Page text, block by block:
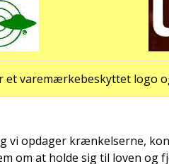
et vare­mær­ke­be­skyt­tet logo
vi opda­ger kræn­kel­ser­ne,
om at hol­de sig til loven og